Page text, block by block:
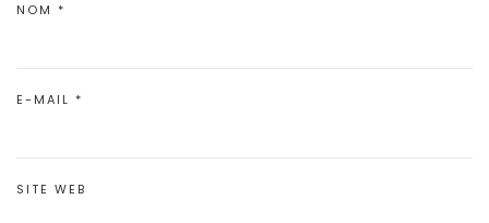
NOM *
E-MAIL *
SITE WEB